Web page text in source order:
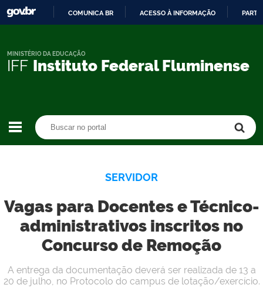
CONTEÚDO
COMUNICA BR ACESSO À INFORMAÇÃO
IFF Instituto Federal Fluminense
MINISTÉRIO DA EDUCAÇÃO
SERVIDOR
Vagas para Docentes e Técnico-
administrativos inscritos no
Concurso de Remoção
A entrega da documentação deverá ser realizada de 13 a
20 de julho, no Protocolo do campus de lotação/exercício.